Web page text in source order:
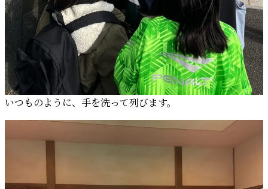
いつものように、手を洗って列びます。